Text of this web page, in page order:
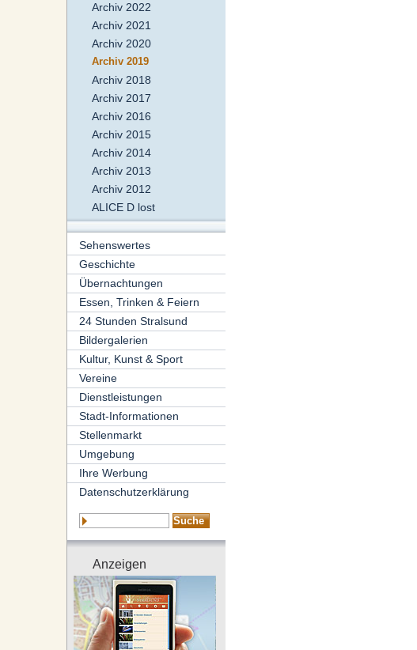
Archiv 2022
Archiv 2021
Archiv 2020
Archiv 2019
Archiv 2018
Archiv 2017
Archiv 2016
Archiv 2015
Archiv 2014
Archiv 2013
Archiv 2012
ALICE D lost
Sehenswertes
Geschichte
Übernachtungen
Essen, Trinken & Feiern
24 Stunden Stralsund
Bildergalerien
Kultur, Kunst & Sport
Vereine
Dienstleistungen
Stadt-Informationen
Stellenmarkt
Umgebung
Ihre Werbung
Datenschutzerklärung
Anzeigen